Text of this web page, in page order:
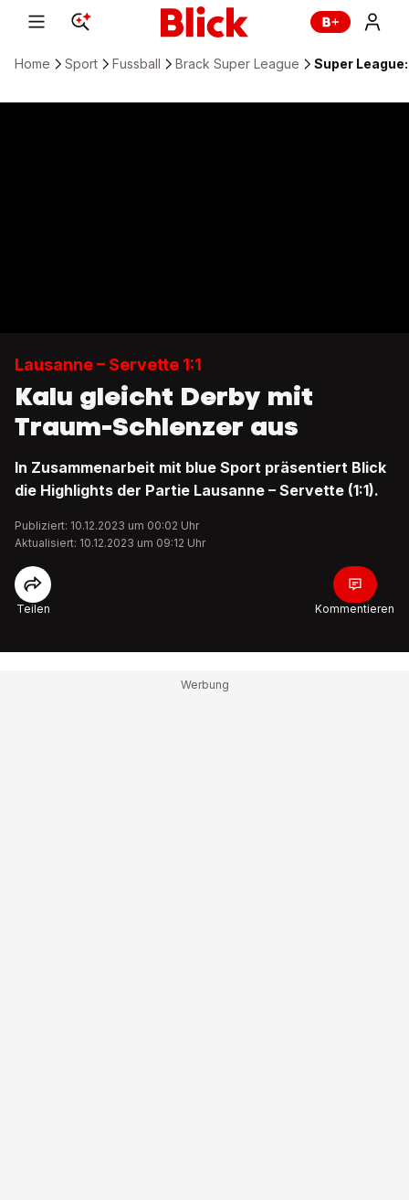
Home Sport Fussball Brack Super League Super
Lausanne – Servette 1:1
Kalu gleicht Derby mit
Traum-Schlenzer aus
In Zusammenarbeit mit blue Sport präsentiert Blick
die Highlights der Partie Lausanne – Servette (1:1).
Publiziert: 10.12.2023 um 00:02 Uhr
Aktualisiert: 10.12.2023 um 09:12 Uhr
Teilen Kommentieren